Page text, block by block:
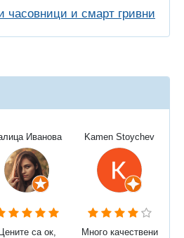
часовници и смарт гривни
Иванова
Цените са ок,
Kamen Stoychev
Много качествени